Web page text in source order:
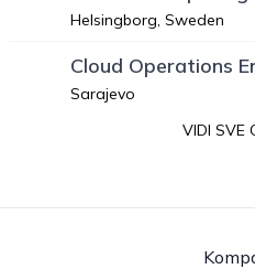
Helsingborg, Sweden
Cloud Operations
Sarajevo
VIDI SVE